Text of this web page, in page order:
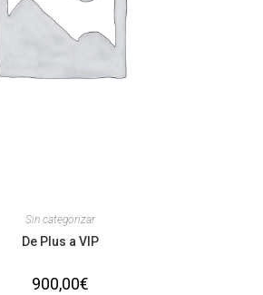
Sin categorizar
De Plus a VIP
900,00€